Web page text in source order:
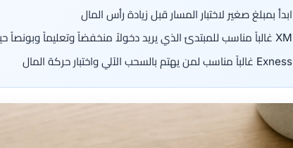
ابدأ بمبلغ صغير لاختبار المسار قبل زيادة رأس المال
XM غالباً مناسب للمبتدئ الذي يريد دخولاً منخفضاً وتعليماً وبونصاً حيث يتوفر
Exness غالباً مناسب لمن يهتم بالسحب الآلي واختبار حركة المال